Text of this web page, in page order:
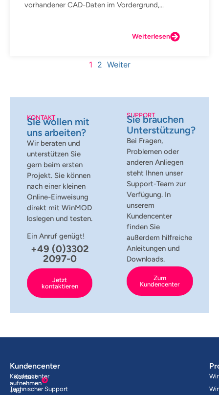
vorhandener CAD-Daten im Vordergrund,...
Weiterlesen
1 2 Weiter
KONTAKT
Sie wollen mit
uns arbeiten?
Wir beraten und
unterstützen Sie
gern beim ersten
Projekt. Sie können
nach einer kleinen
Online-Einweisung
direkt mit WinMOD
loslegen und testen.
Ein Anruf genügt!
+49 (0)3302
2097-0
Jetzt
kontaktieren
SUPPORT
Sie brauchen
Unterstützung?
Bei Fragen,
Problemen oder
anderen Anliegen
steht Ihnen unser
Support-Team zur
Verfügung. In
unserem
Kundencenter
finden Sie
außerdem hilfreiche
Anleitungen und
Downloads.
Zum
Kundencenter
Kontakt
aufnehmen
+49
Kundencenter
Kundencenter
Technischer Support